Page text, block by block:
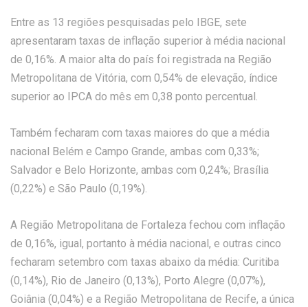
Entre as 13 regiões pesquisadas pelo IBGE, sete
apresentaram taxas de inflação superior à média nacional
de 0,16%. A maior alta do país foi registrada na Região
Metropolitana de Vitória, com 0,54% de elevação, índice
superior ao IPCA do mês em 0,38 ponto percentual.
Também fecharam com taxas maiores do que a média
nacional Belém e Campo Grande, ambas com 0,33%;
Salvador e Belo Horizonte, ambas com 0,24%; Brasília
(0,22%) e São Paulo (0,19%).
A Região Metropolitana de Fortaleza fechou com inflação
de 0,16%, igual, portanto à média nacional, e outras cinco
fecharam setembro com taxas abaixo da média: Curitiba
(0,14%), Rio de Janeiro (0,13%), Porto Alegre (0,07%),
Goiânia (0,04%) e a Região Metropolitana de Recife, a única